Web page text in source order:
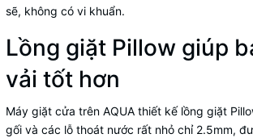
sẽ, không có vi khuẩn.
Lồng giặt Pillow giúp
vải tốt hơn
Máy giặt cửa trên AQUA thiết kế lồng giặt
gối và các lỗ thoát nước rất nhỏ chỉ 2.5mm,